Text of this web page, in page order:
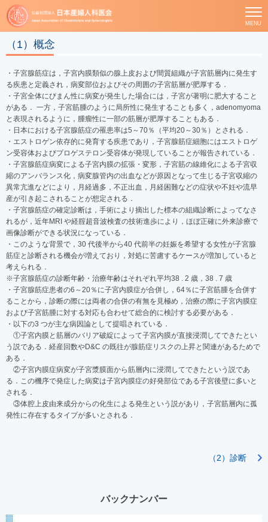
MENU
（1）概念
・子宮腺筋症は，子宮内膜類似の腺上皮および間質組織が子宮筋層内に発生す
る疾患と定義され，病変部位およびその周囲の子宮筋層が肥厚する．
・子宮全体にびまん性に病変が発生した場合には，子宮が著明に肥大すること
がある． 一方，子宮筋腫のように局所性に発生することも多く，adenomyoma
と表現されるように，腫瘤性に一部の筋層が肥厚することもある．
・日本における子宮腺筋症の罹患率は5～70％（平均20～30％）とされる．
・エストロゲン依存的に発育する疾患であり，子宮腺筋症細胞にはエストロゲ
ン受容体およびプロゲステロン受容体が発現していることが報告されている．
・子宮腺筋症病変による子宮内膜の拡張・変形，子宮筋の線維化による子宮収
縮のアンバランス化，病変腺管内の出血などが原因となって生じる子宮収縮の
異常亢進などにより，月経過多，不正出血，月経困難などの症状や不妊や流早
産が引き起こされることが想定される．
・子宮腺筋症の確定診断は，手術により摘出した標本の組織診断によってなさ
れるが，近年MRI や経腟超音波検査の技術進歩により，ほぼ正確に外来診療で
画像診断ができる状況になっている．
・このような背景で，30 代後半から40 代前半の妊娠を希望する女性が子宮腺
筋症と診断される機会が増えており，対処に苦慮するケースが増加していると
考えられる．
※子宮腺筋症の診断年齢・治療年齢はそれぞれ平均38 . 2 歳，38 . 7 歳
・子宮腺筋症患者の6～20％に子宮内膜症が合併し，64％に子宮筋腫を合併す
ることから，診断の際には両者の合併の有無を見極め，治療の際に子宮内膜症
および子宮筋腫に対する対応も合わせて総合的に検討する必要がある．
・以下の3 つが主な病因論として提唱されている．
①子宮内膜と筋層のバリア破綻によって子宮内膜が直接浸潤してできたとい
う説である．経産回数やD&C の既往が腺筋症リスクの上昇と関連があるためで
ある．
②子宮内膜症病変が子宮漿膜面から筋層内に浸潤してできたという説であ
る．この機序で発症した病変は子宮内膜症の好発部位である子宮後壁に多いと
される．
③体腔上皮由来成分からの化生による発生という説があり，子宮筋層内に孤
発性に存在するタイプが多いとされる．
（2）診断
バックナンバー